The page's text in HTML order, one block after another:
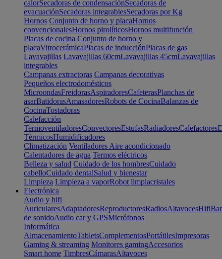
calorSecadoras de condensaciónSecadoras de
evacuaciónSecadoras integrablesSecadoras por Kg
Hornos Conjunto de horno y placaHornos
convencionalesHornos pirolíticosHornos multifunción
Placas de cocina Conjunto de horno y
placaVitrocerámicaPlacas de inducciónPlacas de gas
Lavavajillas Lavavajillas 60cmLavavajillas 45cmLavavajillas
integrables
Campanas extractoras Campanas decorativas
Pequeños electrodomésticos
MicroondasFreidorasAspiradoresCafeterasPlanchas de
asarBatidorasAmasadoresRobots de CocinaBalanzas de
CocinaTostadoras
Calefacción
TermoventiladoresConvectoresEstufasRadiadoresCalefactores
TérmicosHumidificadores
Climatización Ventiladores Aire acondicionado
Calentadores de agua Termos eléctricos
Belleza y salud Cuidado de los hombresCuidado
cabelloCuidado dentalSalud y bienestar
Limpieza Limpieza a vaporRobot limpiacristales
Electrónica
Audio y hifi
AuricularesAdaptadoresReproductoresRadiosAltavocesHifi
de sonidoAudio car y GPSMicrófonos
Informática
AlmacenamientoTabletsComplementosPortátilesImpresoras
Gaming & streaming Monitores gamingAccesorios
Smart home TimbresCámarasAltavoces